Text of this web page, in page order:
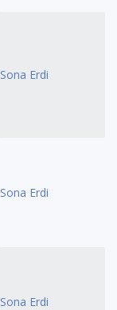
Sona Erdi
Sona Erdi
Sona Erdi